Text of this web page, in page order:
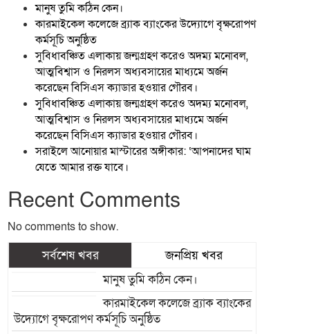
মানুষ তুমি কঠিন কেন।
কারমাইকেল কলেজে ব্র্যাক ব্যাংকের উদ্যোগে বৃক্ষরোপণ
কর্মসূচি অনুষ্ঠিত
সুবিধাবঞ্চিত এলাকায় জন্মগ্রহণ করেও অদম্য মনোবল,
আত্মবিশ্বাস ও নিরলস অধ্যবসায়ের মাধ্যমে অর্জন
করেছেন বিসিএস ক্যাডার হওয়ার গৌরব।
সুবিধাবঞ্চিত এলাকায় জন্মগ্রহণ করেও অদম্য মনোবল,
আত্মবিশ্বাস ও নিরলস অধ্যবসায়ের মাধ্যমে অর্জন
করেছেন বিসিএস ক্যাডার হওয়ার গৌরব।
সরাইলে আনোয়ার মাস্টারের অঙ্গীকার: ‘আপনাদের ঘাম
যেতে আমার রক্ত যাবে।
Recent Comments
No comments to show.
সর্বশেষ খবর জনপ্রিয় খবর
মানুষ তুমি কঠিন কেন।
কারমাইকেল কলেজে ব্র্যাক ব্যাংকের
উদ্যোগে বৃক্ষরোপণ কর্মসূচি অনুষ্ঠিত